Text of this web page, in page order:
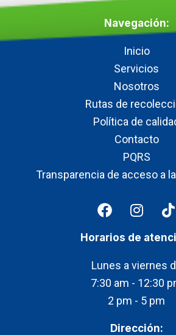
Navegación:
Inicio
Servicios
Nosotros
Rutas de
Política de
Contacto
PQRS
Transparencia de acceso a
F
a
c
e
b
o
o
k
I
n
s
t
a
g
r
a
m
T
i
k
t
o
k
Horarios de
Lunes a viernes
7:30 am - 12:30
2 pm - 5 pm
Dirección: